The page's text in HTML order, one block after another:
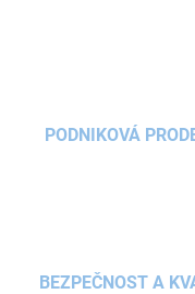
PODNIKOVÁ
BEZPEČNOST A